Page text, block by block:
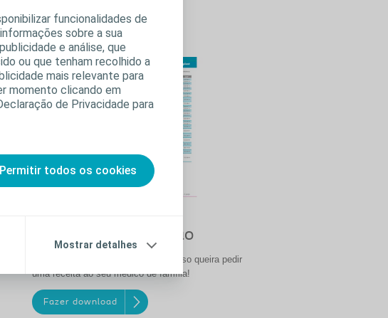
funcionalidades de
sobre a sua
e análise, que
ou que tenham recolhido a
mais relevante para
momento clicando em
de Privacidade para
Permitir todos os cookies
Mostrar detalhes
Auxiliar de Prescrição
Utilize este auxiliar de prescrição caso queira pedir
uma receita ao seu médico de família!
Fazer download